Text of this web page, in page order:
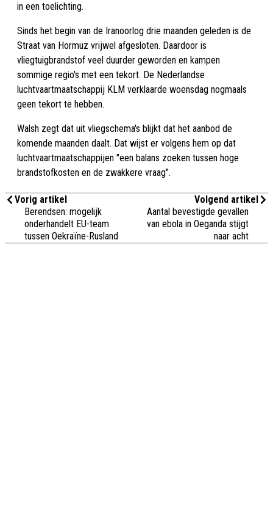
in een toelichting.
Sinds het begin van de Iranoorlog drie maanden geleden is de
Straat van Hormuz vrijwel afgesloten. Daardoor is
vliegtuigbrandstof veel duurder geworden en kampen
sommige regio's met een tekort. De Nederlandse
luchtvaartmaatschappij KLM verklaarde woensdag nogmaals
geen tekort te hebben.
Walsh zegt dat uit vliegschema's blijkt dat het aanbod de
komende maanden daalt. Dat wijst er volgens hem op dat
luchtvaartmaatschappijen "een balans zoeken tussen hoge
brandstofkosten en de zwakkere vraag".
Vorig artikel
Berendsen: mogelijk
onderhandelt EU-team
tussen Oekraïne-Rusland
Volgend artikel
Aantal bevestigde gevallen
van ebola in Oeganda stijgt
naar acht